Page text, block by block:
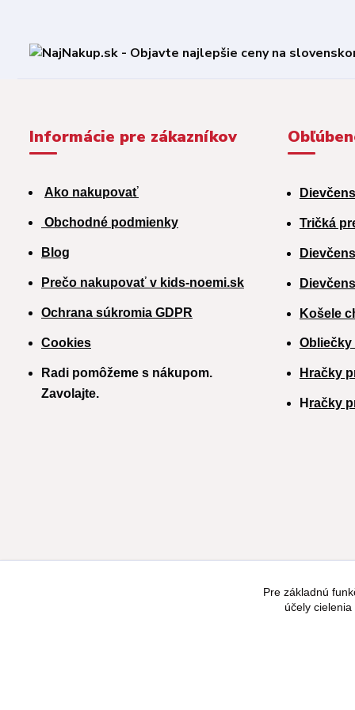
Informácie pre zákazníkov
Ako nakupovať
Obchodné podmienky
Blog
Prečo nakupovať v kids-noemi.sk
Ochrana súkromia GDPR
Cookies
Radi pomôžeme s nákupom.
Zavolajte.
Tričká
Košele
Hračky
H račky
Pre základnú
účely